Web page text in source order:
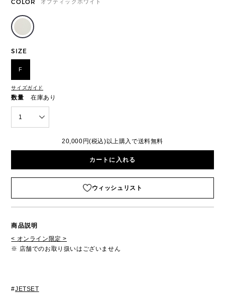
COLOR オプティックホワイト
SIZE
F
サイズガイド
数量 在庫あり
1
20,000円(税込)以上購入で送料無料
カートに入れる
ウィッシュリスト
商品説明
< オンライン限定 >
※ 店舗でのお取り扱いはございません
#JETSET